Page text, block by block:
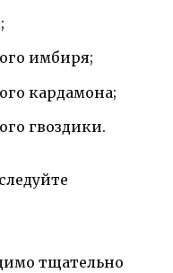
имбиря;
кардамона;
гвоздики.
тщательно